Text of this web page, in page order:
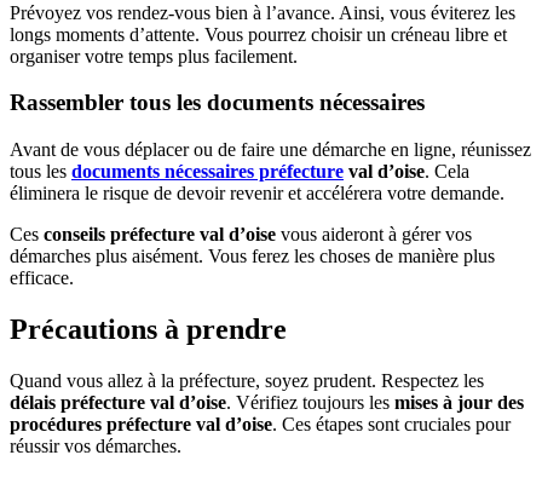
Prévoyez vos rendez-vous bien à l’avance. Ainsi, vous éviterez les
longs moments d’attente. Vous pourrez choisir un créneau libre et
organiser votre temps plus facilement.
Rassembler tous les documents nécessaires
Avant de vous déplacer ou de faire une démarche en ligne, réunissez
tous les documents nécessaires préfecture val d’oise. Cela
éliminera le risque de devoir revenir et accélérera votre demande.
Ces conseils préfecture val d’oise vous aideront à gérer vos
démarches plus aisément. Vous ferez les choses de manière plus
efficace.
Précautions à prendre
Quand vous allez à la préfecture, soyez prudent. Respectez les
délais préfecture val d’oise. Vérifiez toujours les mises à jour des
procédures préfecture val d’oise. Ces étapes sont cruciales pour
réussir vos démarches.